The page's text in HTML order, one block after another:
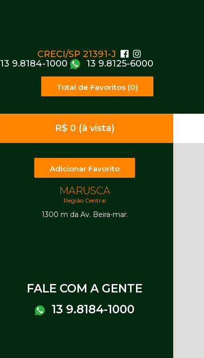
CRECI/SP 21391-J
13 9.8184-1000
13 9.8125-6000
Total de Favoritos (0)
R$ 0 (à vista)
Adicionar Favorito
MARUSCA
Região Central
1300 m da Av. Beira-mar.
FALE COM A GENTE
13 9.8184-1000